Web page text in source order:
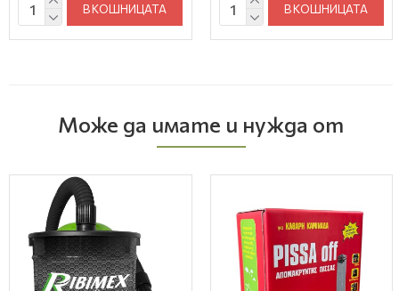
В КОШНИЦАТА В КОШНИЦАТА
Може да имате и нужда от